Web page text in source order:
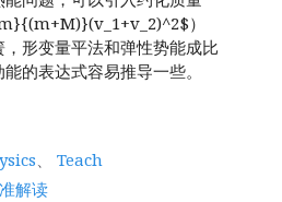
）
形变量平法和弹性势能成比
的表达式容易推导一些。
、 Teach
解读